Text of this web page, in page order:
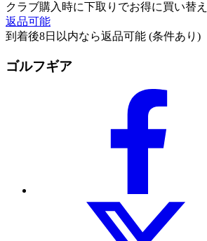
クラブ購入時に下取りでお得に買い替え
返品可能
到着後8日以内なら返品可能 (条件あり)
ゴルフギア